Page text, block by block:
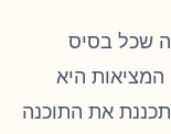
שכל בסיס
היא
את התוכנה